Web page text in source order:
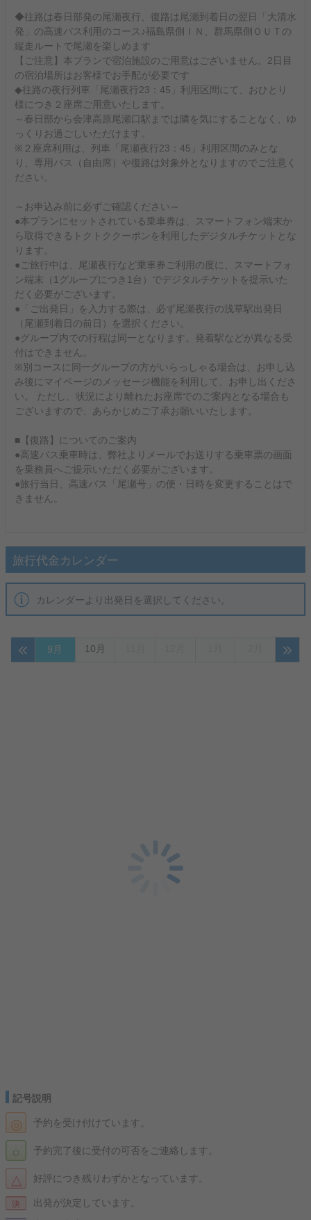
◆往路は春日部発の尾瀬夜行、復路は尾瀬到着日の翌日「大清水
発」の高速バス利用のコース♪福島県側ＩＮ、群馬県側ＯＵＴの
縦走ルートで尾瀬を楽しめます
【ご注意】本プランで宿泊施設のご用意はございません。2日目
の宿泊場所はお客様でお手配が必要です
◆往路の夜行列車「尾瀬夜行23：45」利用区間にて、おひとり
様につき２座席ご用意いたします。
～春日部から会津高原尾瀬口駅までは隣を気にすることなく、ゆ
っくりお過ごしいただけます。
※２座席利用は、列車「尾瀬夜行23：45」利用区間のみとな
り、専用バス（自由席）や復路は対象外となりますのでご注意く
ださい。
～お申込み前に必ずご確認ください～
●本プランにセットされている乗車券は、スマートフォン端末か
ら取得できるトクトククーポンを利用したデジタルチケットとな
ります。
●ご旅行中は、尾瀬夜行など乗車券ご利用の度に、スマートフォ
ン端末（1グループにつき1台）でデジタルチケットを提示いた
だく必要がございます。
●「ご出発日」を入力する際は、必ず尾瀬夜行の浅草駅出発日
（尾瀬到着日の前日）を選択ください。
●グループ内での行程は同一となります。発着駅などが異なる受
付はできません。
※別コースに同一グループの方がいらっしゃる場合は、お申し込
み後にマイページのメッセージ機能を利用して、お申し出くださ
い。 ただし、状況により離れたお座席でのご案内となる場合も
ございますので、あらかじめご了承お願いいたします。
■【復路】についてのご案内
●高速バス乗車時は、弊社よりメールでお送りする乗車票の画面
を乗務員へご提示いただく必要がございます。
●旅行当日、高速バス「尾瀬号」の便・日時を変更することはで
きません。
旅行代金カレンダー
カレンダーより出発日を選択してください。
9月 10月
記号説明
◎ 予約を受け付けています。
決 出発が決定しています。
○ 予約完了後に受付の可否をご連絡します。
△ 好評につき残りわずかとなっています。